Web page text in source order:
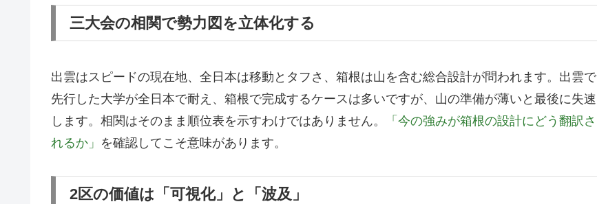
三大会の相関で勢力図を立体化する
出雲はスピードの現在地、全日本は移動とタフさ、箱根は山を含む総合設計が問われます。出雲で
先行した大学が全日本で耐え、箱根で完成するケースは多いですが、山の準備が薄いと最後に失速
します。相関はそのまま順位表を示すわけではありません。
「今の強みが箱根の設計にどう翻訳さ
れるか」 を確認してこそ意味があります。
2区の価値は「可視化」と「波及」